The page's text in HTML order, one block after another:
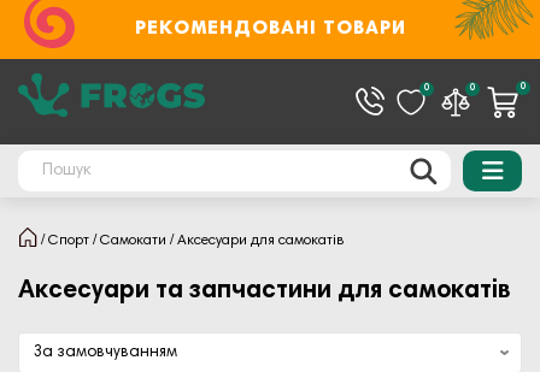
РЕКОМЕНДОВАНІ ТОВАРИ
0 0 0
Спорт Самокати Аксесуари для самокатів
Аксесуари та запчастини для самокатів